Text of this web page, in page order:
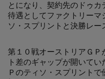
とになり、契約先のドゥ
待遇としてファクトリーマ
ソ・スプリントと決勝レー
第１０戦オーストリアＧＰ
ト差のギャップが開いて
Ｐのティソ・スプリント